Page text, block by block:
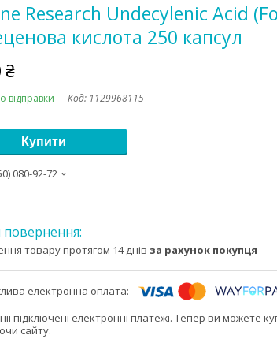
Research Undecylenic Acid
кислота 250 капcул
₴
відправки Код: 1129968115
Купити
080-92-72
товару протягом 14 днів за рахунок покупця
підключені електронні платежі. Тепер ви можете
сайту.